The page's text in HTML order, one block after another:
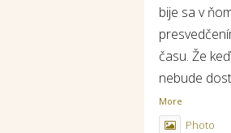
bije sa v
času. Že
nebude
More
Photo